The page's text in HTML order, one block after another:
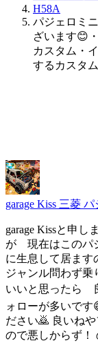
H58A
パジェロミ
ざいます😊
カスタム・
するカスタ
garage Kiss 三菱 パ
garage Kissと申し
が 現在はこのパ
に生息して居ま
ジャンル問わず
いいと思ったら
ォローが多いです
ださい🙇 良いね
ので悪しからず！